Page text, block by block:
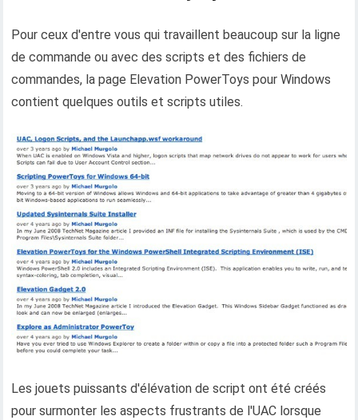
Pour ceux d'entre vous qui travaillent beaucoup sur la ligne
de commande ou avec des scripts et des fichiers de
commandes, la page Elevation PowerToys pour Windows
contient quelques outils et scripts utiles.
Les jouets puissants d'élévation de script ont été créés
pour surmonter les aspects frustrants de l'UAC lorsque